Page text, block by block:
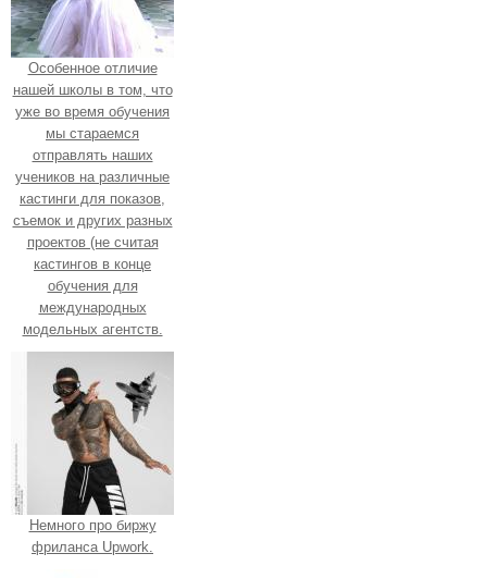
Особенное отличие
нашей школы в том, что
уже во время обучения
мы стараемся
отправлять наших
учеников на различные
кастинги для показов,
съемок и других разных
проектов (не считая
кастингов в конце
обучения для
международных
модельных агентств.
Немного про биржу
фриланса Upwork.